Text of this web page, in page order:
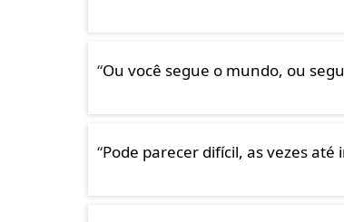
“Ou você segue o mundo, ou
“Pode parecer difícil, as vezes